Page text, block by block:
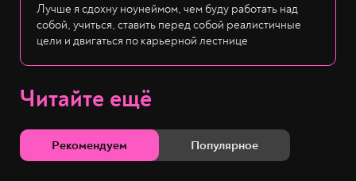
Лучше я сдохну ноунеймом, чем буду работать над
собой, учиться, ставить перед собой реалистичные
цели и двигаться по карьерной лестнице
Читайте ещё
Рекомендуем Популярное